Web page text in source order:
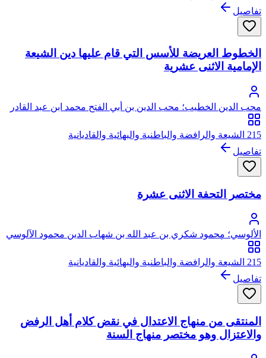
تفاصيل
الخطوط العريضة للأسس التي قام عليها دين الشيعة
الإمامية الاثنى عشرية
محب الدين الخطيب؛ محب الدين بن أبي الفتح محمد ابن عبد القادر
بن صالح الخطيب، يتصل نسبه بعبد القادر الجيلاني الحسني
215 الشيعة والرافضة والباطنية والبهائية والقاديانية
تفاصيل
مختصر التحفة الاثنى عشرة
الألوسي؛ محمود شكري بن عبد الله بن شهاب الدين محمود الآلوسي
الحسيني، أبو المعالي
215 الشيعة والرافضة والباطنية والبهائية والقاديانية
تفاصيل
المنتقى من منهاج الاعتدال في نقض كلام أهل الرفض
والاعتزال وهو مختصر منهاج السنة